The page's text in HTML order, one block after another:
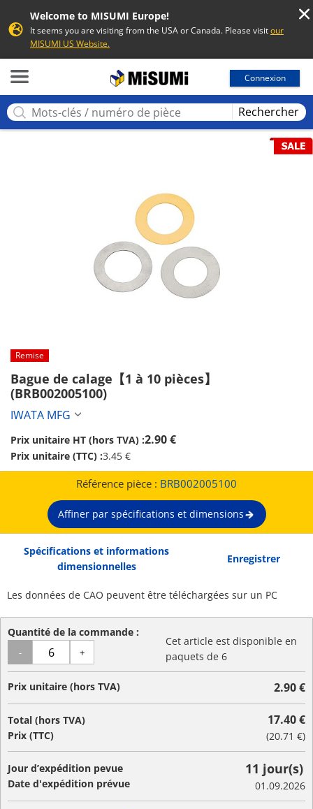
Welcome to MISUMI Europe!
It seems you are visiting from the USA or Canada. Please visitour
MISUMI US Website.
Connexion
Rechercher
Remise
Bague de calage【1 à 10 pièces】
(BRB002005100)
IWATA MFG
Prix unitaire HT (hors TVA) :2.90 €
Prix unitaire (TTC) :3.45 €
Référence pièce : BRB002005100
Affiner par spécifications et dimensions
Spécifications et informations
dimensionnelles
Enregistrer
Les données de CAO peuvent être téléchargées sur un PC
Quantité de la commande :
- +
Cet article est disponible en
paquets de 6
Prix unitaire (hors TVA) 2.90 €
Total (hors TVA)
Prix (TTC)
17.40 €
(20.71 €)
Jour d’expédition pevue
Date d'expédition prévue
11 jour(s)
01.09.2026